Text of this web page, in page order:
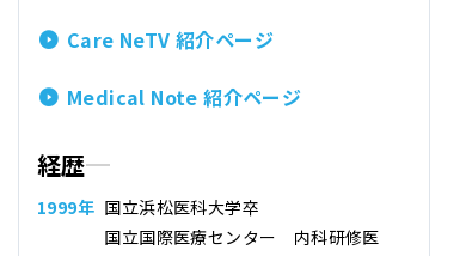
Care NeTV 紹介ページ
Medical Note 紹介ページ
経歴
1999年 国立浜松医科大学卒
国立国際医療センター 内科研修医